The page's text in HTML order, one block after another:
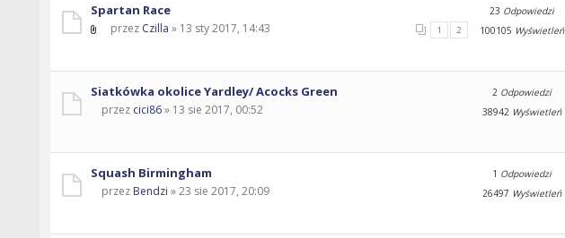
Spartan Race
1 2
przez Czilla » 13 sty 2017, 14:43
23 Odpowiedzi
100105 Wyświetleń
Siatkówka okolice Yardley/ Acocks Green
przez cici86» 13 sie 2017, 00:52
2 Odpowiedzi
38942 Wyświetleń
Squash Birmingham
przez Bendzi » 23 sie 2017, 20:09
1 Odpowiedzi
26497 Wyświetleń